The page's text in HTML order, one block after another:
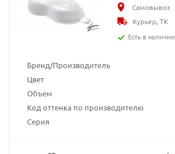
Бренд/Производитель
Цвет
Объем
Код оттенка по производителю
Серия
Самовывоз
Курьер, ТК
Есть в наличии